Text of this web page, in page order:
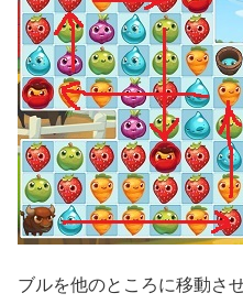
ブルを他のところに移動さ